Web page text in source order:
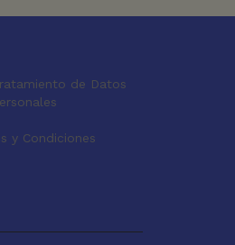
de Datos
y Condiciones